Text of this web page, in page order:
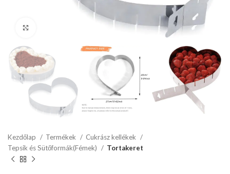
Kezdőlap Termékek
Cukrász kellékek
Tepsik és Sütőformák(Fémek)
Tortakeret